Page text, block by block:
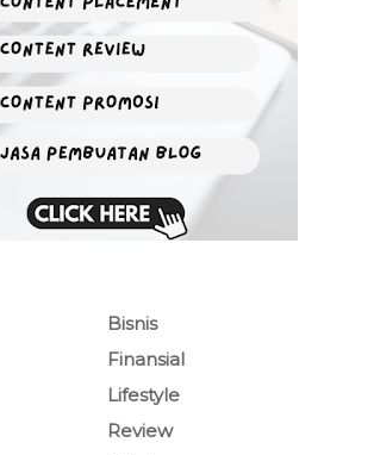
Bisnis
Finansial
Lifestyle
Review